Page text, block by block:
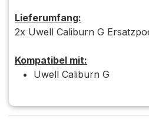
Lieferumfang:
2x Uwell Caliburn G
Kompatibel mit:
Uwell Caliburn G